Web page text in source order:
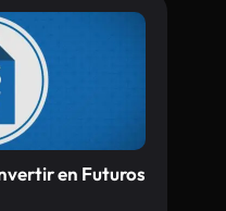
en Futuros